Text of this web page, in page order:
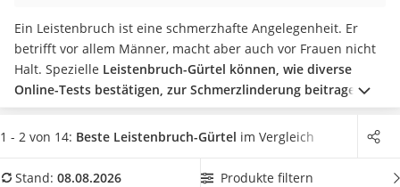
Reisehaartrockner
Eiweißpulver
Magnesiumpräparat
Katzenklappe
Nackenmassagegerät
Zeckenschutz Katze
Philips-Sonicare-Zahnbürste
Ein Leistenbruch ist eine schmerzhafte Angelegenheit. Er
betrifft vor allem Männer, macht aber auch vor Frauen nicht
Halt. Spezielle Leistenbruch-Gürtel können, wie diverse
Online-Tests bestätigen, zur Schmerzlinderung beitragen.
Eine medizinische Konsultation und Behandlung ersetzen sie
jedoch nicht. Es gibt Leistenbruch-Gürtel speziell für Herren
können – ähnlich wie eine
Schulterbandage .Wählen Sie jetzt
1 - 2 von 14: Beste Leistenbruch-Gürtel im Vergleich
Stand: 08.08.2026 Produkte filtern